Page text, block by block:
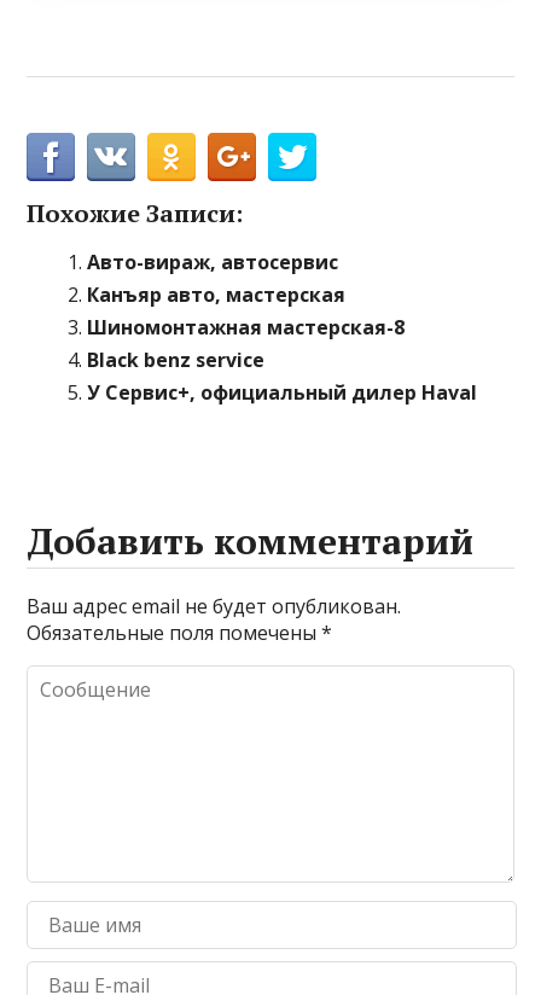
Похожие Записи:
Авто-вираж, автосервис
Канъяр авто, мастерская
Шиномонтажная мастерская-8
Black benz service
У Сервис+, официальный дилер Haval
Добавить комментарий
Ваш адрес email не будет опубликован.
Обязательные поля помечены*